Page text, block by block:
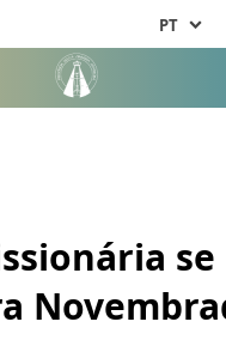
PT
se